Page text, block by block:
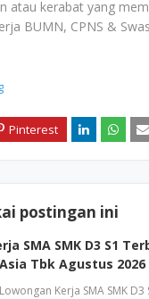
atau kerabat yang
BUMN, CPNS &
postingan ini
SMA SMK D3 S1
Tbk Agustus 2026
Kerja SMA SMK